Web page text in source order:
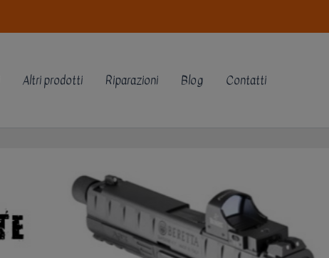
Altri prodotti Riparazioni Blog Contatti